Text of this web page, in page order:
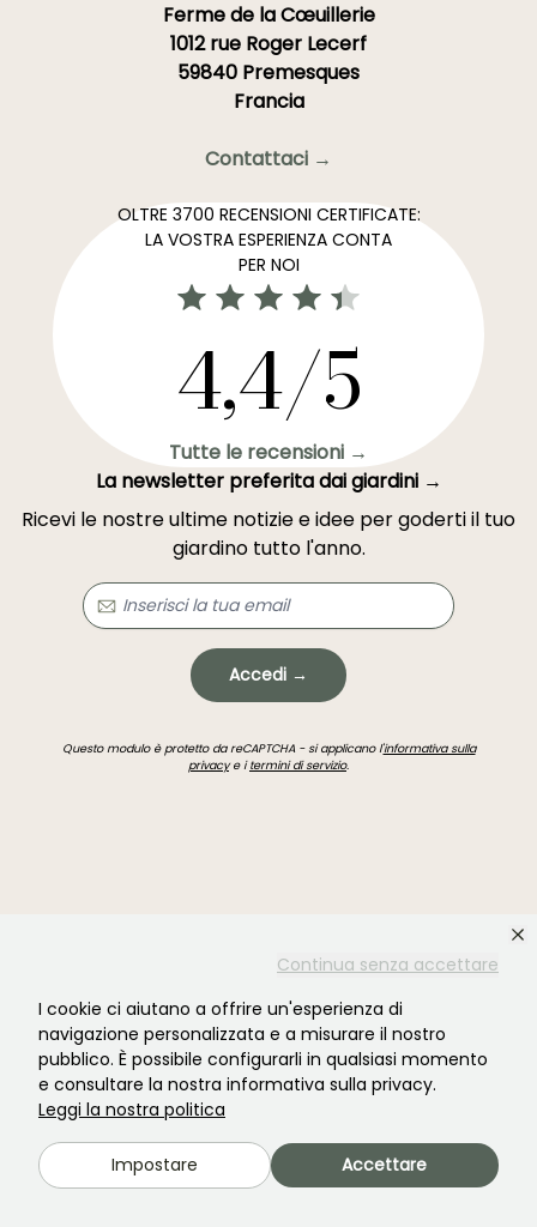
Continua senza accettare
I cookie ci aiutano a offrire un'esperienza di
navigazione personalizzata e a misurare il nostro
pubblico. È possibile configurarli in qualsiasi momento
e consultare la nostra informativa sulla privacy.
Leggi la nostra politica
Impostare Accettare
Ferme de la Cœuillerie
1012 rue Roger Lecerf
59840 Premesques
Francia
Contattaci →
OLTRE 3700 RECENSIONI CERTIFICATE:
LA VOSTRA ESPERIENZA CONTA
PER NOI
4,4/5
Tutte le recensioni →
La newsletter preferita dai giardini →
Ricevi le nostre ultime notizie e idee per goderti il tuo
giardino tutto l'anno.
Accedi →
Questo modulo è protetto da reCAPTCHA - si applicano l'informativa sulla
privacye itermini di servizio.